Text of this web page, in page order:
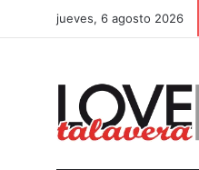
jueves, 6 agosto 2026